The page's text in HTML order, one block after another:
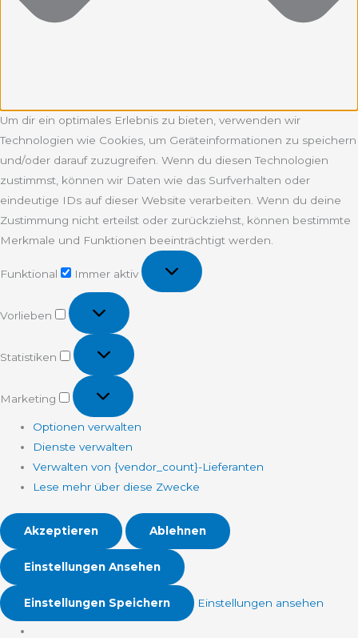
Um dir ein optimales Erlebnis zu bieten, verwenden wir
Technologien wie Cookies, um Geräteinformationen zu speichern
und/oder darauf zuzugreifen. Wenn du diesen Technologien
zustimmst, können wir Daten wie das Surfverhalten oder
eindeutige IDs auf dieser Website verarbeiten. Wenn du deine
Zustimmung nicht erteilst oder zurückziehst, können bestimmte
Merkmale und Funktionen beeinträchtigt werden.
Funktional
Immer aktiv
Vorlieben
Vorlieben
Statistiken
Statistiken
Marketing
Marketing
Optionen verwalten
Dienste verwalten
Verwalten von {vendor_count}-Lieferanten
Lese mehr über diese Zwecke
Akzeptieren Ablehnen
Einstellungen Ansehen
Einstellungen Speichern Einstellungen ansehen